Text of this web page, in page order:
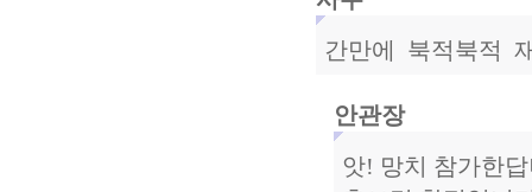
간만에 북적북적
안관장
앗! 망치 참가한